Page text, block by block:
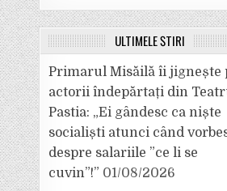
ULTIMELE ȘTIRI
Primarul Misăilă îi jignește
actorii îndepărtați din
Pastia: „Ei gândesc ca niște
socialiști atunci când
despre salariile ”ce li se
cuvin”!” 01/08/2026